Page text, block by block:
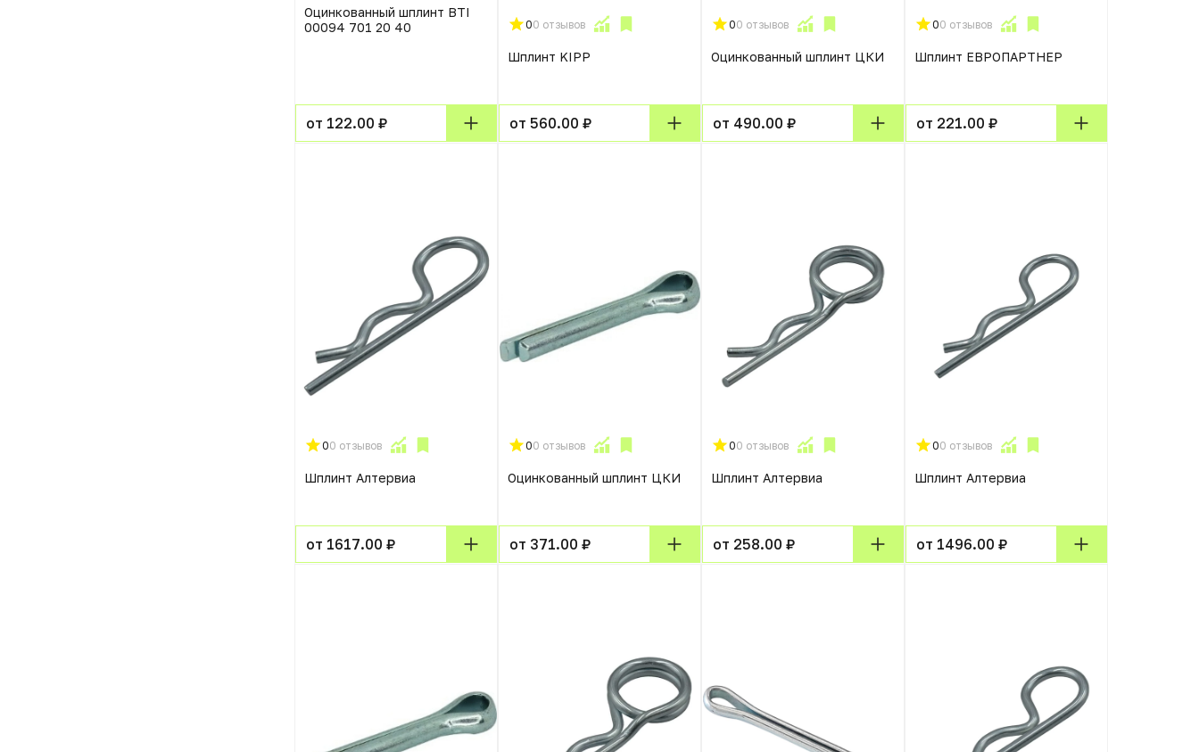
Оцинкованный шплинт BTI
00094 701 20 40
от 122.00 ₽
00 отзывов
Шплинт KIPP
от 560.00 ₽
00 отзывов
Оцинкованный шплинт ЦКИ
от 490.00 ₽
00 отзывов
Шплинт ЕВРОПАРТНЕР
от 221.00 ₽
00 отзывов
Шплинт Алтервиа
от 1617.00 ₽
00 отзывов
Оцинкованный шплинт ЦКИ
от 371.00 ₽
00 отзывов
Шплинт Алтервиа
от 258.00 ₽
00 отзывов
Шплинт Алтервиа
от 1496.00 ₽